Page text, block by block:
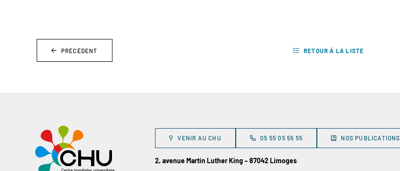
PRÉCÉDENT RETOUR À LA LISTE
VENIR AU CHU 05 55 05 55 55 NOS PUBLICATIONS
2, avenue Martin Luther King – 87042 Limoges